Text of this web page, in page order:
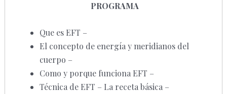
PROGRAMA
Que es EFT –
El concepto de energía y meridianos del
cuerpo –
Como y porque funciona EFT –
Técnica de EFT – La receta básica –